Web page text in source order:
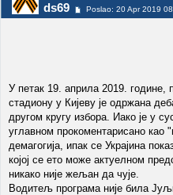
ds69 Poslao: 20 Apr 2019
У петак 19. априла 2019. године,
стадиону у Кијеву је одржана
другом кругу избора. Иако је у
углавном прокоментарисано
демагогија, ипак се Украјина
којој се ето може актуелном
никако није жељан да чује.
Водитељ програма није била